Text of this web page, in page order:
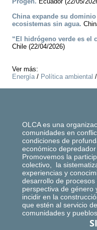
China expande su
ecosistemas sin agua.
“El hidrógeno verde es el
Chile (22/04/2026)
Ver más:
Energía/ Política ambiental /
OLCA es una
comunidades en
condiciones de
económico
Promovemos la
colectivo, la
experiencias y
desarrollo de
perspectiva de género
incidir en la
que estén al servicio
comunidades y